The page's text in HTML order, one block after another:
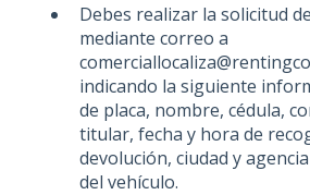
Debes realizar la solicitud
mediante correo a
indicando la siguiente
de placa, nombre, cédula,
titular, fecha y hora de
devolución, ciudad y
del vehículo.